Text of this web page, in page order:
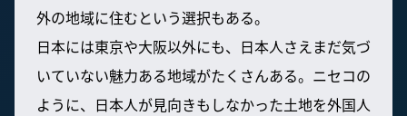
外の地域に住むという選択もある。
日本には東京や大阪以外にも、日本人さえまだ気づ
いていない魅力ある地域がたくさんある。ニセコの
ように、日本人が見向きもしなかった土地を外国人